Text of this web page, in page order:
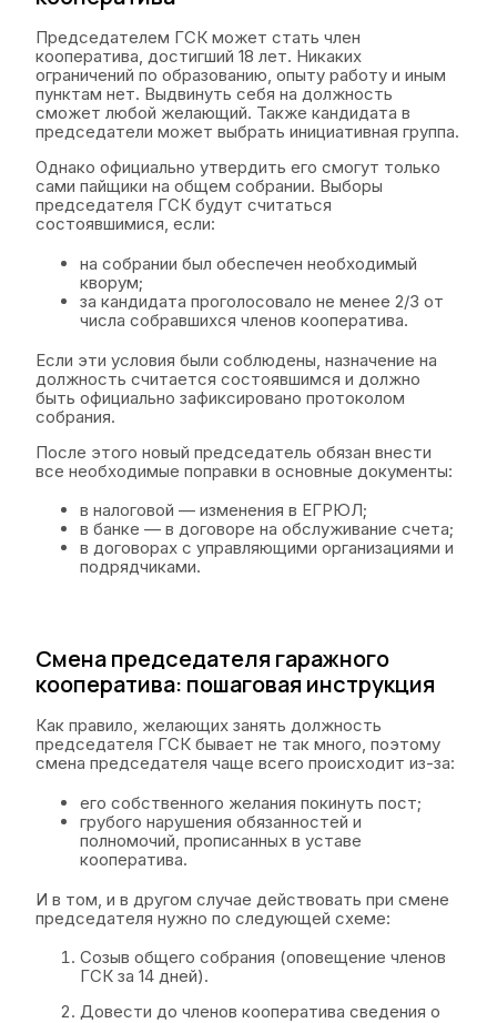
Председателем ГСК может стать член
кооператива, достигший 18 лет. Никаких
ограничений по образованию, опыту работу и иным
пунктам нет. Выдвинуть себя на должность
сможет любой желающий. Также кандидата в
председатели может выбрать инициативная группа.
Однако официально утвердить его смогут только
сами пайщики на общем собрании. Выборы
председателя ГСК будут считаться
состоявшимися, если:
на собрании был обеспечен необходимый
кворум;
за кандидата проголосовало не менее 2/3 от
числа собравшихся членов кооператива.
Если эти условия были соблюдены, назначение на
должность считается состоявшимся и должно
быть официально зафиксировано протоколом
собрания.
После этого новый председатель обязан внести
все необходимые поправки в основные документы:
в налоговой — изменения в ЕГРЮЛ;
в банке — в договоре на обслуживание счета;
в договорах с управляющими организациями и
подрядчиками.
Смена председателя гаражного
кооператива: пошаговая инструкция
Как правило, желающих занять должность
председателя ГСК бывает не так много, поэтому
смена председателя чаще всего происходит из-за:
его собственного желания покинуть пост;
грубого нарушения обязанностей и
полномочий, прописанных в уставе
кооператива.
И в том, и в другом случае действовать при смене
председателя нужно по следующей схеме:
Созыв общего собрания (оповещение членов
ГСК за 14 дней).
Довести до членов кооператива сведения о